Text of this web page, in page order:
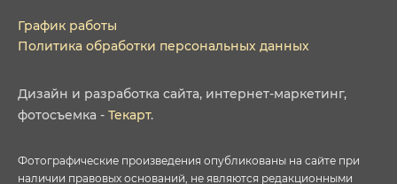
График работы
Политика обработки персональных данных
Дизайн и разработка сайта, интернет-маркетинг,
фотосъемка - Текарт.
Фотографические произведения опубликованы на сайте при
наличии правовых оснований, не являются редакционными